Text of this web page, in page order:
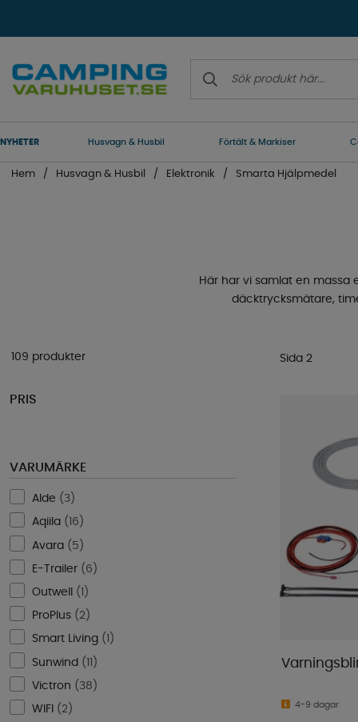
NYHETER Husvagn & Husbil Förtält & Markiser
Hem Husvagn & Husbil Elektronik Smarta Hjälpmedel
Här har vi samlat en massa
däcktrycksmätare,
109 produkter
PRIS
VARUMÄRKE
Alde ( 3)
Aqiila ( 16 )
Avara ( 5 )
E-Trailer ( 6 )
Outwell ( )
ProPlus ( 2)
Smart Living ( )
Sunwind (11 )
Victron ( 38 )
WIFI ( 2)
Sida 2
4-9 dagar